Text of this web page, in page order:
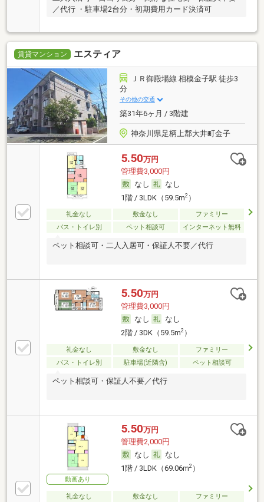
／代行 ・駐車場2台分・初期費用カード決済可
賃貸マンション エスティア
ＪＲ御殿場線 相模金子駅 徒歩3
分
その他の交通
築31年6ヶ月 / 3階建
神奈川県足柄上郡大井町金子
5.50万円
管理費3,000円
なし
なし
1階 / 3LDK（59.5m2）
礼金なし 敷金なし
ファミリー
バス・トイレ別
ペット相談可 インターネット無料
ペット相談可・二人入居可・保証人不要／代行
5.50万円
管理費3,000円
なし
なし
2階 / 3DK（59.5m2）
礼金なし 敷金なし
ファミリー
バス・トイレ別
駐車場(近隣含) ペット相談可
ペット相談可・保証人不要／代行
動画あり
5.50万円
管理費2,000円
なし
なし
1階 / 3LDK（69.06m2）
礼金なし 敷金なし
ファミリー